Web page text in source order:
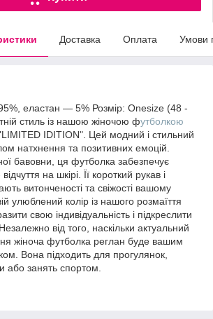
Доставка Оплата Умови
еластан — 5% Розмір: Onesize (48 -
стиль із нашою жіночою футболкою
IDITION". Цей модний і стильний
натхнення та позитивних емоцій.
бавовни, ця футболка забезпечує
на шкірі. Її короткий рукав і
витонченості та свіжості вашому
улюблений колір із нашого розмаїття
свою індивідуальність і підкреслити
від того, наскільки актуальний
жіноча футболка реглан буде вашим
Вона підходить для прогулянок,
або занять спортом.